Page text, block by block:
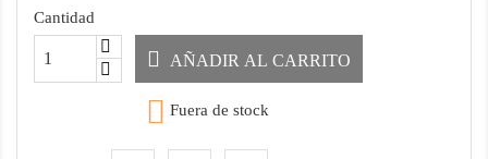
Cantidad
AÑADIR AL CARRITO
 Fuera de stock